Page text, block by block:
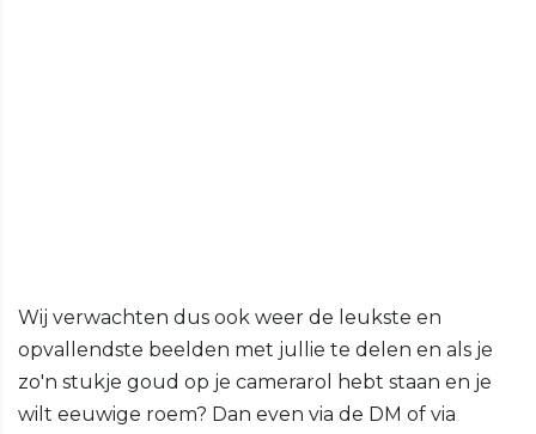
Wij verwachten dus ook weer de leukste en
opvallendste beelden met jullie te delen en als je
zo'n stukje goud op je camerarol hebt staan en je
wilt eeuwige roem? Dan even via de DM of via